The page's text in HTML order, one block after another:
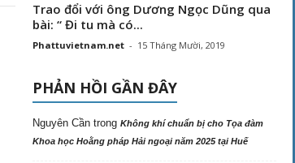
Trao đổi với ông Dương Ngọc Dũng qua
bài: “ Đi tu mà có...
Phattuvietnam.net - 15 Tháng Mười, 2019
PHẢN HỒI GẦN ĐÂY
Nguyên Cầntrong Không khí chuẩn bị cho Tọa đàm
Khoa học Hoằng pháp Hải ngoại năm 2025 tại Huế